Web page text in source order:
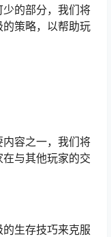
的部分，我们将
策略，以帮助玩
容之一，我们将
与其他玩家的交
生存技巧来克服